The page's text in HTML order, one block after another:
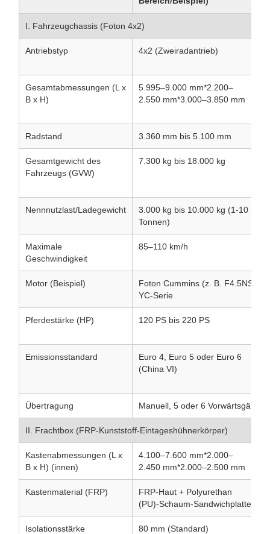
I. Fahrzeugchassis (Foton 4x2)
Antriebstyp 4x2 (Zweiradantrieb)
Gesamtabmessungen (L x
B x H)
5.995–9.000 mm*2.200–
2.550 mm*3.000–3.850 mm
Radstand 3.360 mm bis 5.100 mm
Gesamtgewicht des
Fahrzeugs (GVW)
7.300 kg bis 18.000 kg
Nennnutzlast/Ladegewicht
3.000 kg bis 10.000 kg (1-10
Tonnen)
Maximale
Geschwindigkeit
85–110 km/h
Motor (Beispiel)
Foton Cummins (z. B.
YC-Serie
Pferdestärke (HP) 120 PS bis 220 PS
Emissionsstandard
Euro 4, Euro 5 oder Euro 6
(China VI)
Übertragung Manuell, 5 oder 6 Vorwärtsgänge
II. Frachtbox (FRP-Kunststoff-Eintageshühnerkörper)
Kastenabmessungen (L x
B x H) (innen)
4.100–7.600 mm*2.000–
2.450 mm*2.000–2.500 mm
Kastenmaterial (FRP)
FRP-Haut + Polyurethan
(PU)-Schaum-Sandwichplatte
Isolationsstärke 80 mm (Standard)